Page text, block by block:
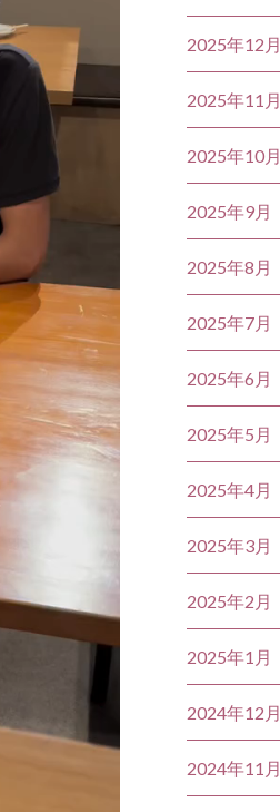
2025年12月
2025年11月
2025年10月
2025年9月
2025年8月
2025年7月
2025年6月
2025年5月
2025年4月
2025年3月
2025年2月
2025年1月
2024年12月
2024年11月